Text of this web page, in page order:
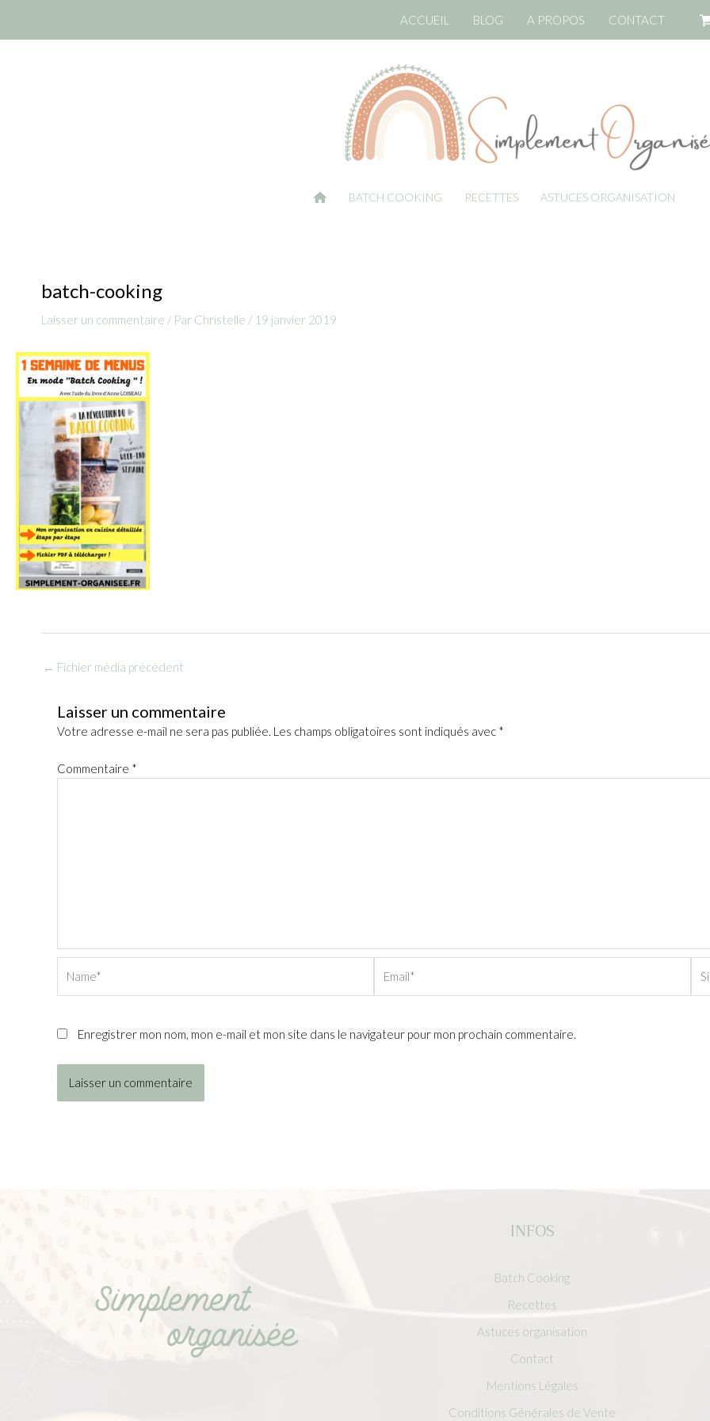
ACCUEIL BLOG A PROPOS CONTACT
BATCH COOKING RECETTES ASTUCES ORGANISATION
batch-cooking
Laisser un commentaire / Par Christelle / 19 janvier 2019
← Fichier média précédent
Laisser un commentaire
Votre adresse e-mail ne sera pas publiée. Les champs obligatoires sont indiqués avec *
Commentaire *
Enregistrer mon nom, mon e-mail et mon site dans le navigateur pour mon prochain commentaire.
INFOS
Batch Cooking
Recettes
Astuces organisation
Contact
Mentions Légales
Conditions Générales de Vente